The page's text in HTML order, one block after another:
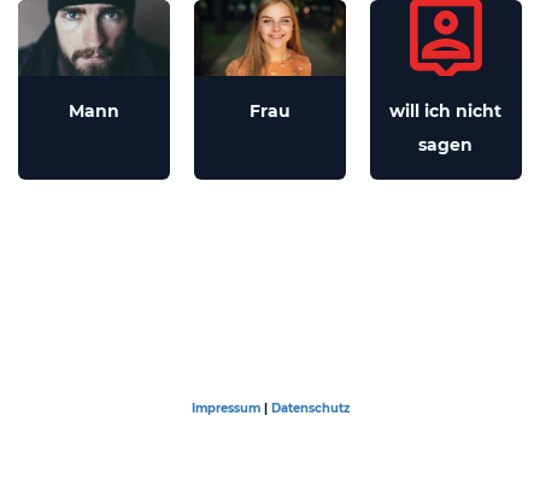
Mann Frau
will ich nicht
sagen
Impressum| Datenschutz